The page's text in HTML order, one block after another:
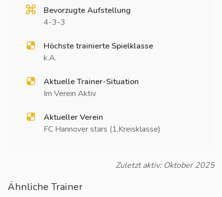
Bevorzugte Aufstellung
4-3-3
Höchste trainierte Spielklasse
k.A.
Aktuelle Trainer-Situation
Im Verein Aktiv
Aktueller Verein
FC Hannover stars (1.Kreisklasse)
Zuletzt aktiv: Oktober 2025
Ähnliche Trainer